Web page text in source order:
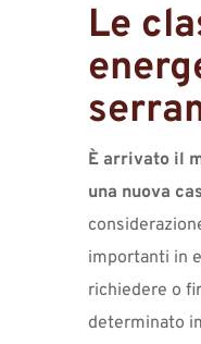
Le
È arrivato il
una nuova
importanti in
richiedere o
determinato